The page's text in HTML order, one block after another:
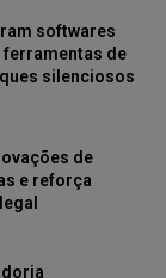
softwares
de
silenciosos
de
e reforça